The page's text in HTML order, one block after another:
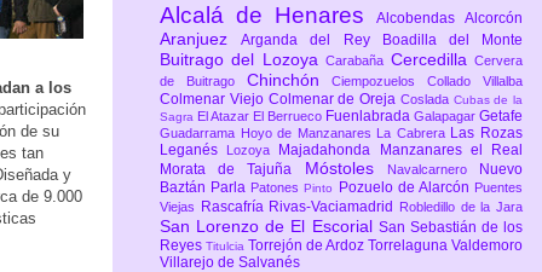
a los
de su
tan
y
de 9.000
Alcalá de Henares Alcobendas Alcorcón
AranjuezArganda del Rey Boadilla del Monte
Buitrago del LozoyaCarabaña CercedillaCervera
de Buitrago ChinchónCiempozuelosCollado Villalba
Colmenar Viejo Colmenar de Oreja Coslada Cubas de la
Sagra El Atazar El Berrueco Fuenlabrada Galapagar Getafe
Guadarrama Hoyo de Manzanares La Cabrera Las Rozas
Leganés
Lozoya Majadahonda
Manzanares el Real
Morata de Tajuña Móstoles Navalcarnero
Nuevo
Baztán Parla PatonesPinto Pozuelo de Alarcón Puentes
Viejas
Rascafría Rivas-Vaciamadrid Robledillo de la Jara
San Lorenzo de El Escorial San Sebastián de los
Reyes Titulcia Torrejón de Ardoz Torrelaguna Valdemoro
Villarejo de Salvanés